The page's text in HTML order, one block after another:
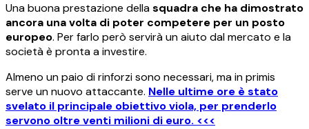
Una buona prestazione dellasquadra che ha dimostrato
ancora una volta di poter competere per un posto
europeo. Per farlo però servirà un aiuto dal mercato e la
società è pronta a investire.
Almeno un paio di rinforzi sono necessari, ma in primis
serve un nuovo attaccante. Nelle ultime ore è stato
svelato il principale obiettivo viola, per prenderlo
servono oltre venti milioni di euro. <<<